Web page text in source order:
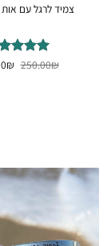
צמיד לרגל עם אות
דורג4250.00₪
₪